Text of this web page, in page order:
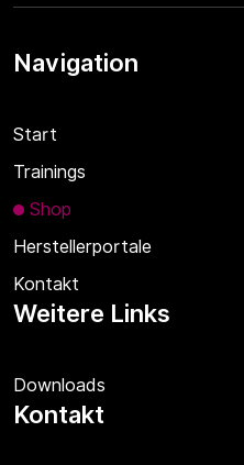
Navigation
Start
Trainings
Shop
Herstellerportale
Kontakt
Weitere Links
Downloads
Kontakt